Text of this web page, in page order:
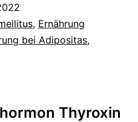
, Ernährung
bei Adipositas,
Thyroxin